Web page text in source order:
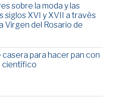
sobre la moda y las
siglos XVI y XVII a través
Virgen del Rosario de
casera para hacer pan con
científico